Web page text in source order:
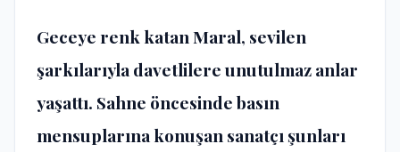
Geceye renk katan Maral, sevilen
şarkılarıyla davetlilere unutulmaz anlar
yaşattı. Sahne öncesinde basın
mensuplarına konuşan sanatçı şunları